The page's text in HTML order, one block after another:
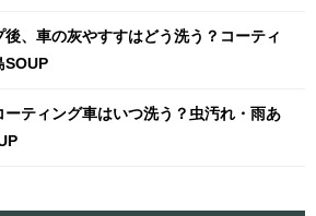
、車の灰やすすはどう洗う？コーティ
SOUP
ティング車はいつ洗う？虫汚れ・雨あ